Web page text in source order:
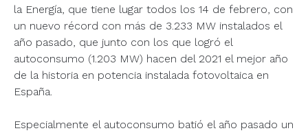
la Energía, que tiene lugar todos los 14 de febrero, con
un nuevo récord con más de 3.233 MW instalados el
año pasado, que junto con los que logró el
autoconsumo (1.203 MW) hacen del 2021 el mejor año
de la historia en potencia instalada fotovoltaica en
España.
Especialmente el autoconsumo batió el año pasado un